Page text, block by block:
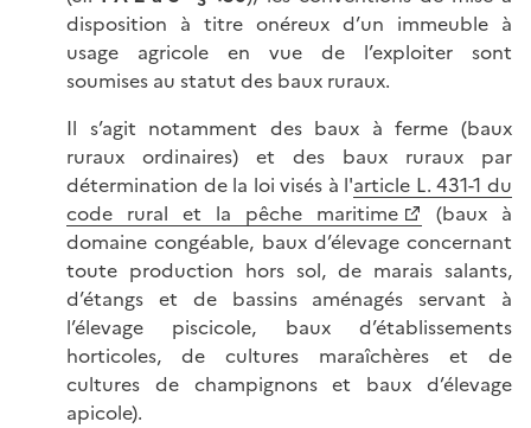
disposition à titre onéreux d’un immeuble à
usage agricole en vue de l’exploiter sont
soumises au statut des baux ruraux.
Il s’agit notamment des baux à ferme (baux
ruraux ordinaires) et des baux ruraux par
détermination de la loi visés à l'article L. 431-1 du
code rural et la pêche maritime
(baux à
domaine congéable, baux d’élevage concernant
toute production hors sol, de marais salants,
d’étangs et de bassins aménagés servant à
l’élevage piscicole, baux d’établissements
horticoles, de cultures maraîchères et de
cultures de champignons et baux d’élevage
apicole).